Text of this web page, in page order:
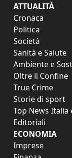
ATTUALITÀ
Cronaca
Politica
Società
Sanità e Salute
Ambiente e
Oltre il Confine
True Crime
Storie di sport
Top News Italia
Editoriali
ECONOMIA
Imprese